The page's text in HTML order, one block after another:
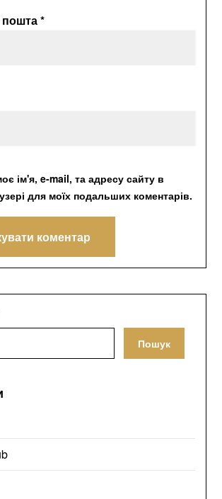
пошта*
ім'я, e-mail, та адресу сайту в
для моїх подальших коментарів.